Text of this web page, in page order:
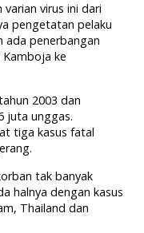
virus ini dari
pengetatan pelaku
ada penerbangan
ke
2003 dan
juta unggas.
tiga kasus fatal
tak banyak
halnya dengan kasus
Thailand dan